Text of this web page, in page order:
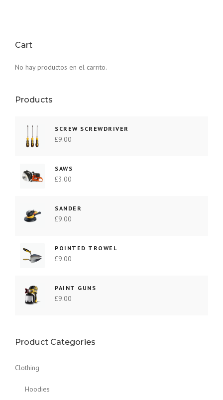
Cart
No hay productos en el carrito.
Products
SCREW SCREWDRIVER
£9.00
SAWS
£3.00
SANDER
£9.00
POINTED TROWEL
£9.00
PAINT GUNS
£9.00
Product Categories
Clothing
Hoodies